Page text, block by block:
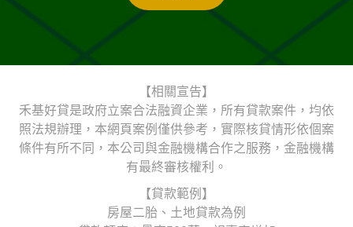
【相關宣告】
禾基好貸是政府立案合法融資企業，所有貸款案件，均依
照法規辦理，本網頁案例僅供參考，實際核貸情形依個案
條件有所不同，本公司與金融機構合作之服務，金融機構
有最終審核權利。
【貸款範例】
房屋二胎、土地貸款為例